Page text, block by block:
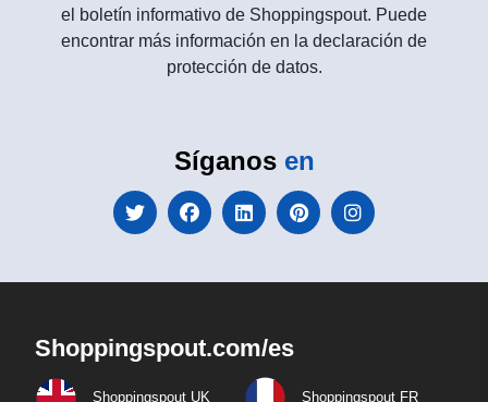
el boletín informativo de Shoppingspout. Puede
encontrar más información en la declaración de
protección de datos.
Síganos en
Shoppingspout.com/es
Shoppingspout UK Shoppingspout FR